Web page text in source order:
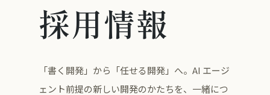
採用情報
「書く開発」から「任せる開発」へ。AI エージ
ェント前提の新しい開発のかたちを、一緒につ